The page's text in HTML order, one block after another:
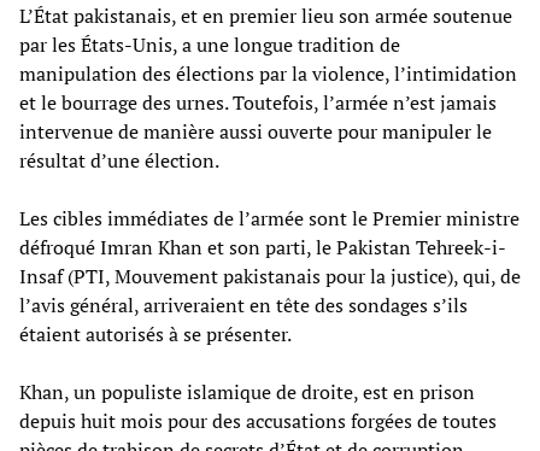
L’État pakistanais, et en premier lieu son armée soutenue
par les États-Unis, a une longue tradition de
manipulation des élections par la violence, l’intimidation
et le bourrage des urnes. Toutefois, l’armée n’est jamais
intervenue de manière aussi ouverte pour manipuler le
résultat d’une élection.
Les cibles immédiates de l’armée sont le Premier ministre
défroqué Imran Khan et son parti, le Pakistan Tehreek-i-
Insaf (PTI, Mouvement pakistanais pour la justice), qui, de
l’avis général, arriveraient en tête des sondages s’ils
étaient autorisés à se présenter.
Khan, un populiste islamique de droite, est en prison
depuis huit mois pour des accusations forgées de toutes